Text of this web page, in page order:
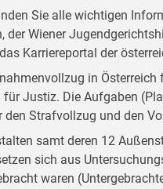
Sie alle wichtigen
der Wiener
Karriereportal der
in
Justiz. Die Aufgaben
den Strafvollzug und den
samt deren 12
sich aus
waren